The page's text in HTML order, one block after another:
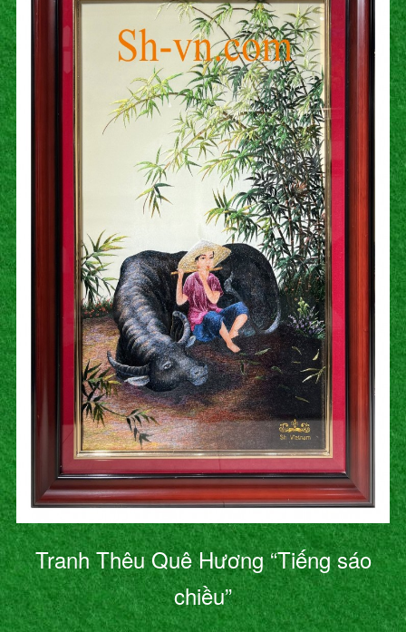
Tranh Thêu Quê Hương “Tiếng sáo
chiều”